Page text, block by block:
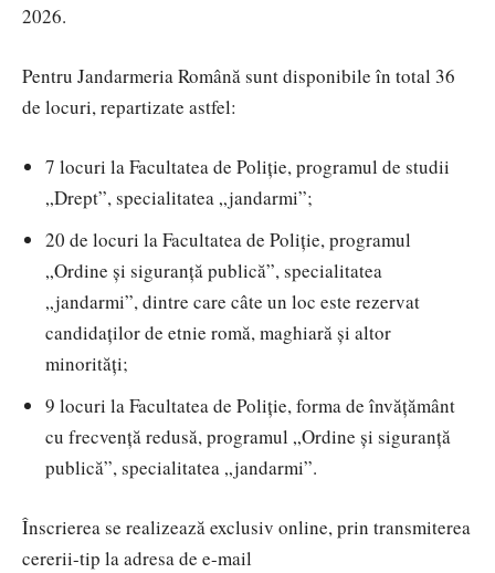
2026.
Pentru Jandarmeria Românăsunt disponibile în total 36
de locuri, repartizate astfel:
7 locuri la Facultatea de Poliție, programul de studii
„Drept”, specialitatea „jandarmi”;
20 de locuri la Facultatea de Poliție, programul
„Ordine și siguranță publică”, specialitatea
„jandarmi”, dintre care câte un loc este rezervat
candidaților de etnie romă, maghiară și altor
minorități;
9 locuri la Facultatea de Poliție, forma de învățământ
cu frecvență redusă, programul „Ordine și siguranță
publică”, specialitatea „jandarmi”.
Înscrierea se realizează exclusiv online, prin transmiterea
cererii-tip la adresa de e-mail